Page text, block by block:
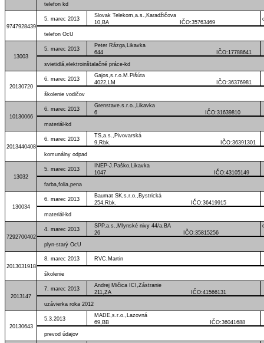
telefon kd
9747928439
5. marec 2013
Slovak Telekom,a.s.,Karadžičova
10,BA IČO:35763469
telefon OcU
13003
5. marec 2013
Peter Rázga,Likavka
644 IČO:17788641
svietidlá,elektroinštalačné práce-kd
20130720
6. marec 2013
Gajos,s.r.o.M.Pišúta
4022,LM IČO:36376981
školenie vodičov
10130066
6. marec 2013
Grenstave.s.r.o.,Likavka
6 IČO:31639810
materiál-kd
2013440408
6. marec 2013
TS,a.s.,Pivovarská
9,Rbk. IČO:36391301
komunálny odpad
13032
5. marec 2013
INEP-J.Paško,Likavka
1047 IČO:43105149
farba,folia,pena
130034
6. marec 2013
Baumat SK,s.r.o.,Bystrická
254,Rbk. IČO:36419915
materiál-kd
7292700402
4. marec 2013
SPP,a.s.,Mlynské nivy 44/a,BA
26 IČO:35815256
plyn-starý OcU
2013031918
8. marec 2013 RVC,Martin
školenie
2013147
7. marec 2013
Andrej Mičica ICI,Zástranie
211,ZA IČO:41566131
uzávierka roka 2012
20130643
5.3.2013
MADE,s.r.o.,Lazovná
69,BB IČO:36041688
prevod údajov